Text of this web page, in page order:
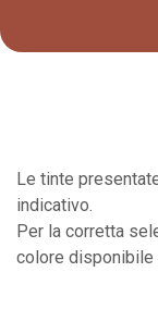
Le tinte
indicativo.
Per la corretta
colore disponibile